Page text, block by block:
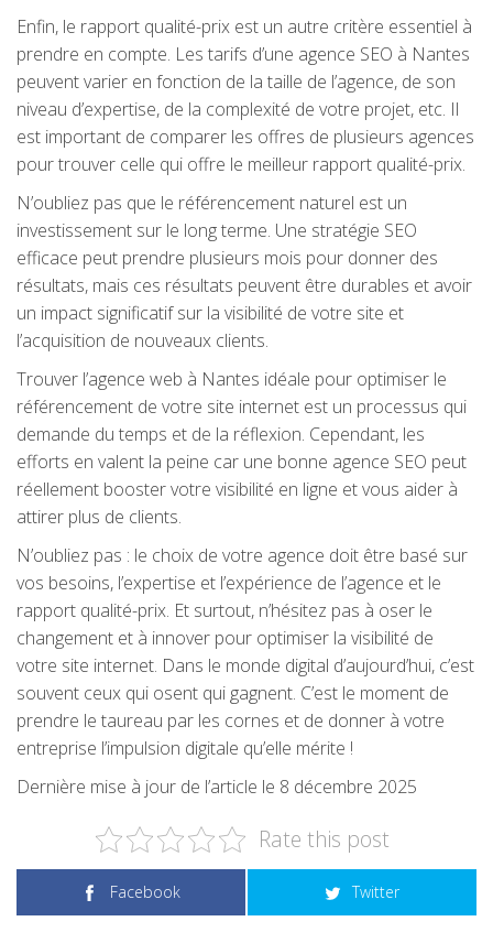
Enfin, le rapport qualité-prix est un autre critère essentiel à
prendre en compte. Les tarifs d’une agence SEO à Nantes
peuvent varier en fonction de la taille de l’agence, de son
niveau d’expertise, de la complexité de votre projet, etc. Il
est important de comparer les offres de plusieurs agences
pour trouver celle qui offre le meilleur rapport qualité-prix.
N’oubliez pas que le référencement naturel est un
investissement sur le long terme. Une stratégie SEO
efficace peut prendre plusieurs mois pour donner des
résultats, mais ces résultats peuvent être durables et avoir
un impact significatif sur la visibilité de votre site et
l’acquisition de nouveaux clients.
Trouver l’agence web à Nantes idéale pour optimiser le
référencement de votre site internet est un processus qui
demande du temps et de la réflexion. Cependant, les
efforts en valent la peine car une bonne agence SEO peut
réellement booster votre visibilité en ligne et vous aider à
attirer plus de clients.
N’oubliez pas : le choix de votre agence doit être basé sur
vos besoins, l’expertise et l’expérience de l’agence et le
rapport qualité-prix. Et surtout, n’hésitez pas à oser le
changement et à innover pour optimiser la visibilité de
votre site internet. Dans le monde digital d’aujourd’hui, c’est
souvent ceux qui osent qui gagnent. C’est le moment de
prendre le taureau par les cornes et de donner à votre
entreprise l’impulsion digitale qu’elle mérite !
Dernière mise à jour de l’article le 8 décembre 2025
Rate this post
Facebook Twitter